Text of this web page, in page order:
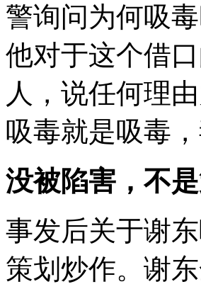
警询问为何吸
他对于这个借
人，说任何理
吸毒就是吸毒
没被陷害，不
事发后关于谢
策划炒作。谢